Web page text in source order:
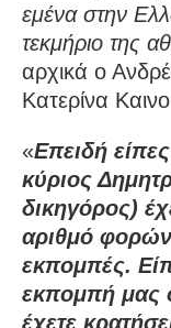
εμένα στην
τεκμήριο της
αρχικά ο
Κατερίνα
«Επειδή
κύριος
δικηγόρος)
αριθμό
εκπομπές.
εκπομπή μας
έχετε